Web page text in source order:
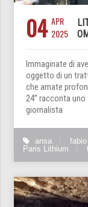
04 APR
2025
Immaginate di
oggetto di un
che amate
24” racconta
giornalista
ansa
Paris Lithium